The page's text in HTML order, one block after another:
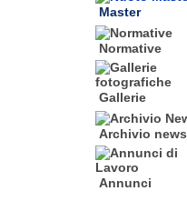
Master
Normative
Gallerie
Archivio news
Annunci